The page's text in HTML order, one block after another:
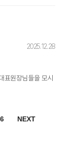
2025. 12. 28
표원장님들을 모시
6 NEXT